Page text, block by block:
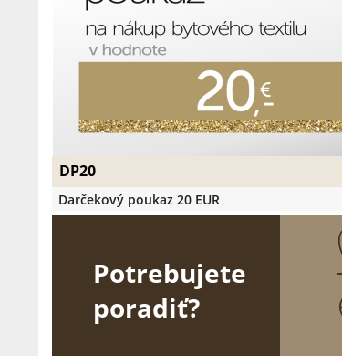
DP20
Darčekový poukaz 20 EUR
Potrebujete
poradiť?